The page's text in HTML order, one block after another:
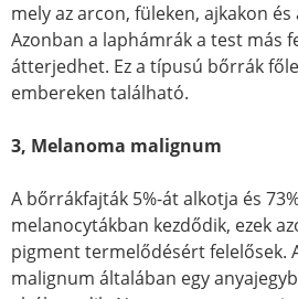
mely az arcon, füleken, ajkakon
Azonban a laphámrák a test más
átterjedhet. Ez a típusú bőrrák
embereken található.
3, Melanoma malignum
A bőrrákfajták 5%-át alkotja és
melanocytákban kezdődik, ezek
pigment termelődésért felelősek.
malignum általában egy